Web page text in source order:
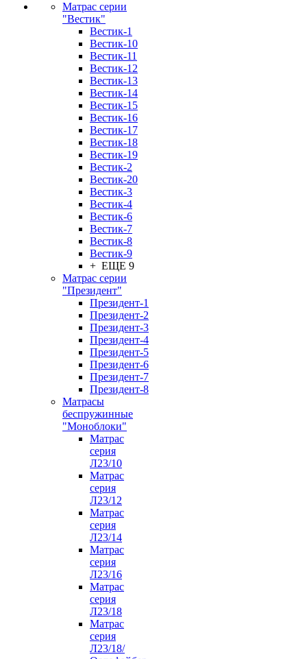
Матрас серии
"Вестик"
Вестик-1
Вестик-10
Вестик-11
Вестик-12
Вестик-13
Вестик-14
Вестик-15
Вестик-16
Вестик-17
Вестик-18
Вестик-19
Вестик-2
Вестик-20
Вестик-3
Вестик-4
Вестик-6
Вестик-7
Вестик-8
Вестик-9
+ ЕЩЕ 9
Матрас серии
"Президент"
Президент-1
Президент-2
Президент-3
Президент-4
Президент-5
Президент-6
Президент-7
Президент-8
Матрасы
беспружинные
"Моноблоки"
Матрас
серия
Л23/10
Матрас
серия
Л23/12
Матрас
серия
Л23/14
Матрас
серия
Л23/16
Матрас
серия
Л23/18
Матрас
серия
Л23/18/